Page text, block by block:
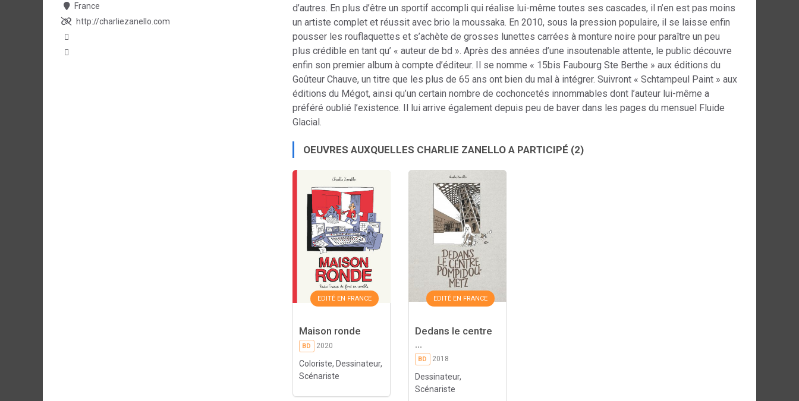
France
http://charliezanello.com
d’autres. En plus d’être un sportif accompli qui réalise lui-même toutes ses cascades, il n’en est pas moins
un artiste complet et réussit avec brio la moussaka. En 2010, sous la pression populaire, il se laisse enfin
pousser les rouflaquettes et s’achète de grosses lunettes carrées à monture noire pour paraître un peu
plus crédible en tant qu’ « auteur de bd ». Après des années d’une insoutenable attente, le public découvre
enfin son premier album à compte d’éditeur. Il se nomme « 15bis Faubourg Ste Berthe » aux éditions du
Goûteur Chauve, un titre que les plus de 65 ans ont bien du mal à intégrer. Suivront « Schtampeul Paint » aux
éditions du Mégot, ainsi qu’un certain nombre de cochoncetés innommables dont l’auteur lui-même a
préféré oublié l’existence. Il lui arrive également depuis peu de baver dans les pages du mensuel Fluide
Glacial.
OEUVRES AUXQUELLES CHARLIE ZANELLO A PARTICIPÉ (2)
EDITÉ EN FRANCE
Maison ronde
BD 2020
Coloriste, Dessinateur,
Scénariste
EDITÉ EN FRANCE
Dedans le centre
...
BD 2018
Dessinateur,
Scénariste